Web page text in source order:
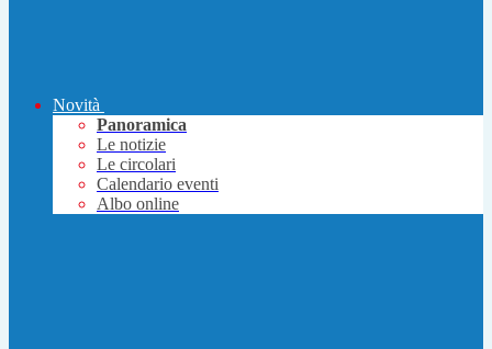
Novità
Panoramica
Le notizie
Le circolari
Calendario eventi
Albo online